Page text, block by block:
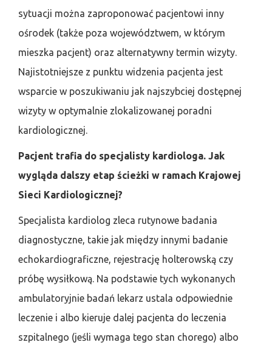
sytuacji można zaproponować pacjentowi inny
ośrodek (także poza województwem, w którym
mieszka pacjent) oraz alternatywny termin wizyty.
Najistotniejsze z punktu widzenia pacjenta jest
wsparcie w poszukiwaniu jak najszybciej dostępnej
wizyty w optymalnie zlokalizowanej poradni
kardiologicznej.
Pacjent trafia do specjalisty kardiologa. Jak
wygląda dalszy etap ścieżki w ramach Krajowej
Sieci Kardiologicznej?
Specjalista kardiolog zleca rutynowe badania
diagnostyczne, takie jak między innymi badanie
echokardiograficzne, rejestrację holterowską czy
próbę wysiłkową. Na podstawie tych wykonanych
ambulatoryjnie badań lekarz ustala odpowiednie
leczenie i albo kieruje dalej pacjenta do leczenia
szpitalnego (jeśli wymaga tego stan chorego) albo